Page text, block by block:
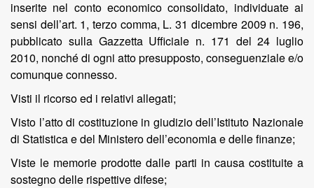
inserite nel conto economico consolidato, individuate ai
sensi dell’art. 1, terzo comma, L. 31 dicembre 2009 n. 196,
pubblicato sulla Gazzetta Ufficiale n. 171 del 24 luglio
2010, nonché di ogni atto presupposto, conseguenziale e/o
comunque connesso.
Visti il ricorso ed i relativi allegati;
Visto l’atto di costituzione in giudizio dell’Istituto Nazionale
di Statistica e del Ministero dell’economia e delle finanze;
Viste le memorie prodotte dalle parti in causa costituite a
sostegno delle rispettive difese;